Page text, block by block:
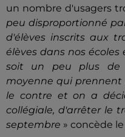
un nombre d'usagers
peu disproportionné
d'élèves inscrits aux
élèves dans nos
soit un peu plus de
moyenne qui prennent
le contre et on a
collégiale, d'arrêter le
septembre » concède